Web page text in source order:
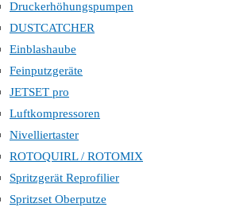
Druckerhöhungspumpen
DUSTCATCHER
Einblashaube
Feinputzgeräte
JETSET pro
Luftkompressoren
Nivelliertaster
ROTOQUIRL / ROTOMIX
Spritzgerät Reprofilier
Spritzset Oberputze